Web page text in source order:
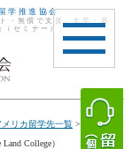
toggle
学推進協会
・無償で支援。大学・高
（セミナー）。
メリカ留学先一覧 >
イリノ
College）